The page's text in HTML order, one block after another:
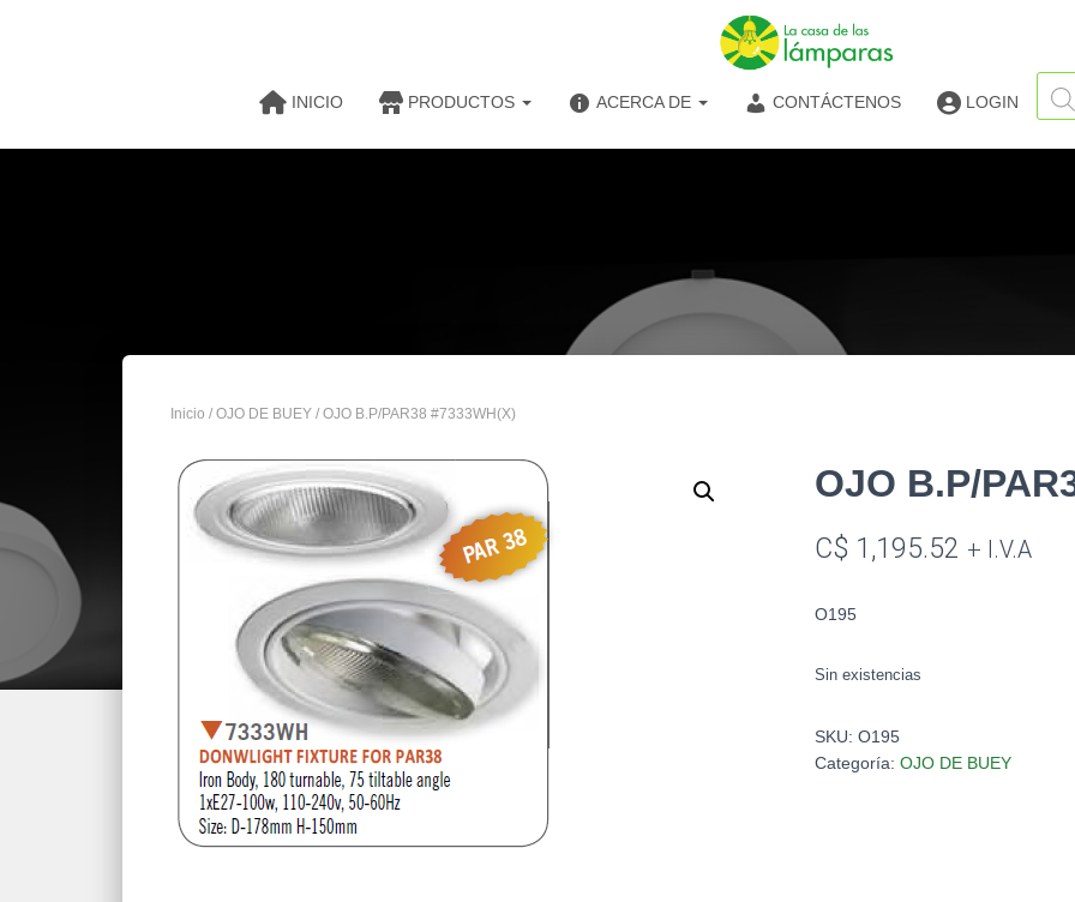
INICIO PRODUCTOS ACERCA DE CONTÁCTENOS LOGIN
de
Inicio / OJO DE BUEY / OJO B.P/PAR38 #7333WH(X)
OJO B.P/
C$ 1,195.52 + I.V.A
O195
Sin existencias
SKU: O195
Categoría: OJO DE BUEY